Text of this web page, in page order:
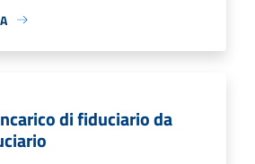
di fiduciario da